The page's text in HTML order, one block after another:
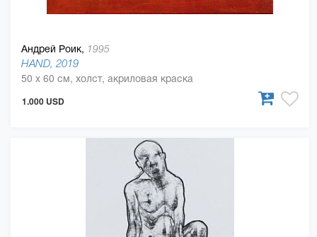
Андрей Роик, 1995
HAND, 2019
50 x 60 см, холст, акриловая краска
1.000 USD